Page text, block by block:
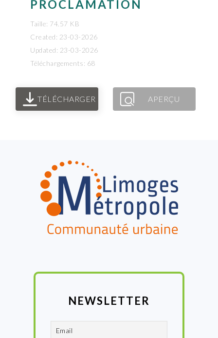
PROCLAMATION
Taille: 74.57 KB
Created: 23-03-2026
Updated: 23-03-2026
Téléchargements: 68
TÉLÉCHARGER APERÇU
NEWSLETTER